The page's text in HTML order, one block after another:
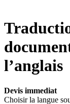
l’anglais
Devis immediat
Choisir la langue